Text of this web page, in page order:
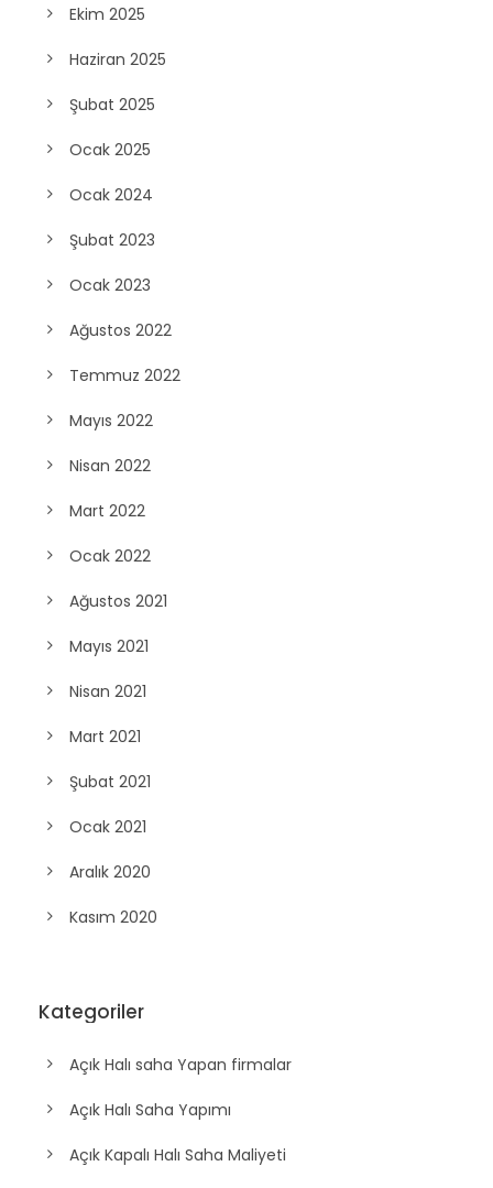
Ekim 2025
Haziran 2025
Şubat 2025
Ocak 2025
Ocak 2024
Şubat 2023
Ocak 2023
Ağustos 2022
Temmuz 2022
Mayıs 2022
Nisan 2022
Mart 2022
Ocak 2022
Ağustos 2021
Mayıs 2021
Nisan 2021
Mart 2021
Şubat 2021
Ocak 2021
Aralık 2020
Kasım 2020
Kategoriler
Açık Halı saha Yapan firmalar
Açık Halı Saha Yapımı
Açık Kapalı Halı Saha Maliyeti